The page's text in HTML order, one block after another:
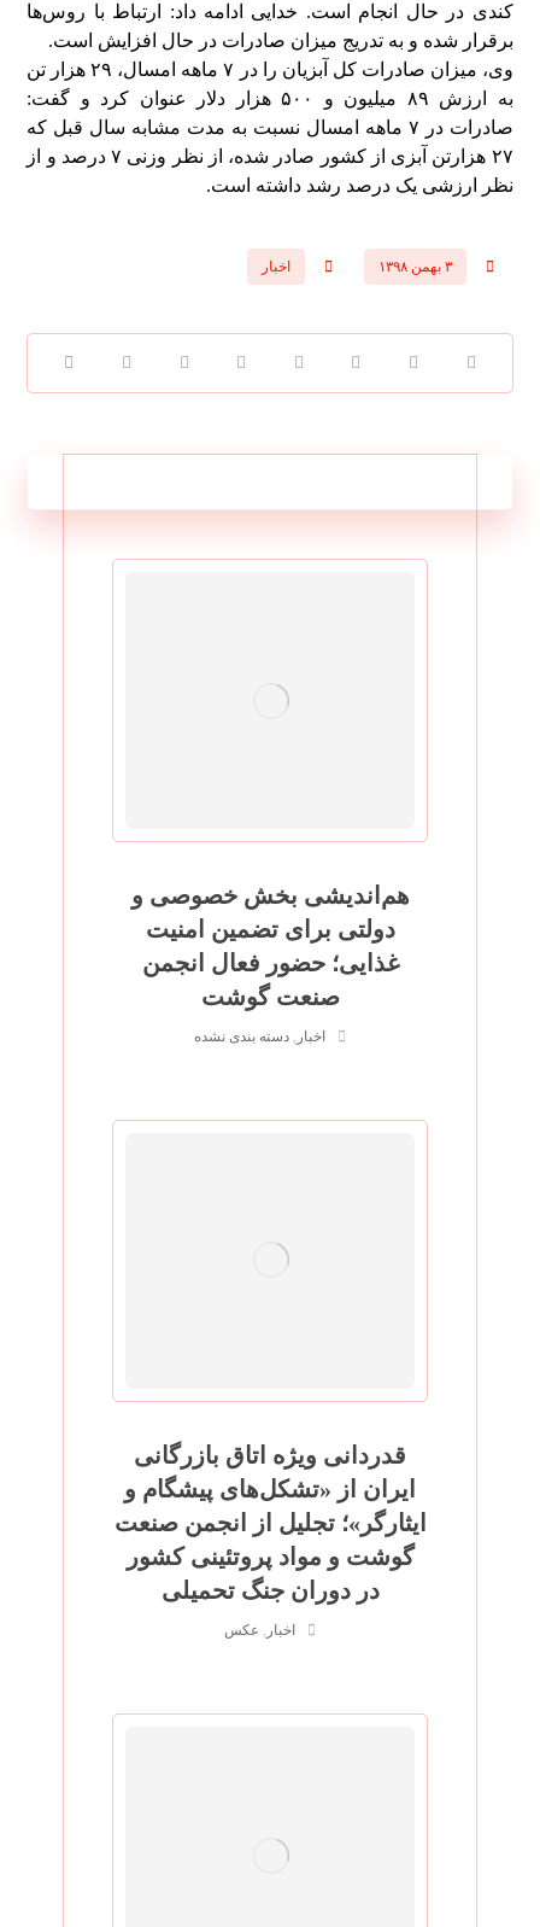
کندی در حال انجام است. خدایی ادامه داد: ارتباط با روس‌ها
برقرار شده و به تدریج میزان صادرات در حال افزایش است.
وی، میزان صادرات کل آبزیان را در ۷ ماهه امسال، ۲۹ هزار تن
به ارزش ۸۹ میلیون و ۵۰۰ هزار دلار عنوان کرد و گفت:
صادرات در ۷ ماهه امسال نسبت به مدت مشابه سال قبل که
۲۷ هزارتن آبزی از کشور صادر شده، از نظر وزنی ۷ درصد و از
نظر ارزشی یک درصد رشد داشته است.
۳ بهمن ۱۳۹۸ اخبار
هم‌اندیشی بخش خصوصی و
دولتی برای تضمین امنیت
غذایی؛ حضور فعال انجمن
صنعت گوشت
اخبار دسته بندی نشده
قدردانی ویژه اتاق بازرگانی
ایران از «تشکل‌های پیشگام و
ایثارگر»؛ تجلیل از انجمن صنعت
گوشت و مواد پروتئینی کشور
در دوران جنگ تحمیلی
اخبار , عکس